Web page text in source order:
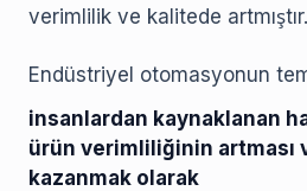
verimlilik ve kalitede artmıştır.
Endüstriyel otomasyonun
insanlardan kaynaklanan
ürün verimliliğinin artması
kazanmak olarak